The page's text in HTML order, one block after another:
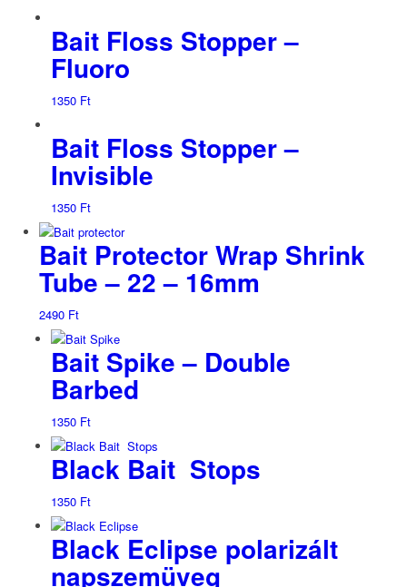
Bait Floss Stopper –
Fluoro
1350 Ft
Bait Floss Stopper –
Invisible
1350 Ft
Bait Protector Wrap Shrink
Tube – 22 – 16mm
2490 Ft
Bait Spike – Double
Barbed
1350 Ft
Black Bait Stops
1350 Ft
Black Eclipse polarizált
napszemüveg